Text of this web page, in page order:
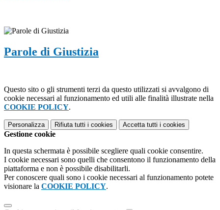
Parole di Giustizia
Questo sito o gli strumenti terzi da questo utilizzati si avvalgono di
cookie necessari al funzionamento ed utili alle finalità illustrate nella
COOKIE POLICY.
Personalizza Rifiuta tutti i cookies Accetta tutti i cookies
Gestione cookie
In questa schermata è possibile scegliere quali cookie consentire.
I cookie necessari sono quelli che consentono il funzionamento della
piattaforma e non è possibile disabilitarli.
Per conoscere quali sono i cookie necessari al funzionamento potete
visionare la COOKIE POLICY.